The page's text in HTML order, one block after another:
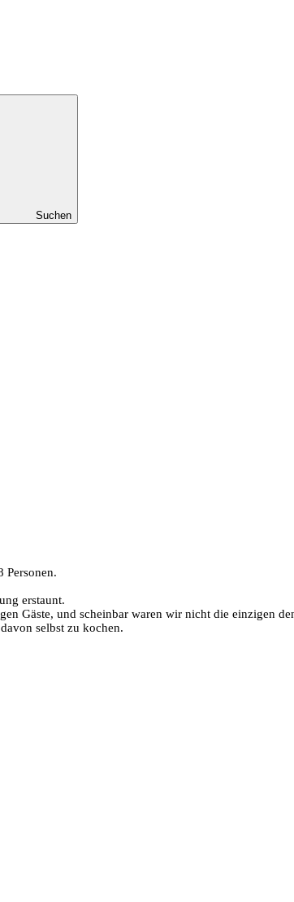
Suchen
erstaunt.
Gäste, und scheinbar waren wir nicht die einzigen
selbst zu kochen.